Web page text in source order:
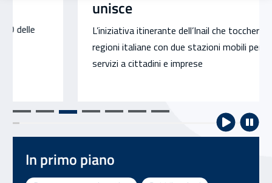
L’iniziativa itinerante dell’Inail che toccherà tutte le
regioni italiane con due stazioni mobili per offrire
servizi a cittadini e imprese
In primo piano